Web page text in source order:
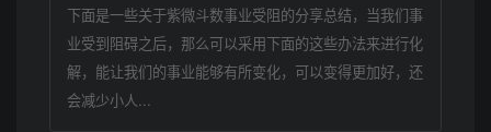
下面是一些关于紫微斗数事业受阻的分享总结，当我们事
业受到阻碍之后，那么可以采用下面的这些办法来进行化
解，能让我们的事业能够有所变化，可以变得更加好，还
会减少小人...